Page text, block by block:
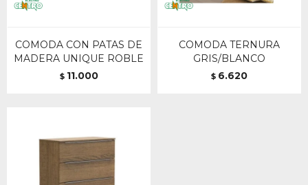
COMODA CON PATAS DE
MADERA UNIQUE ROBLE
$ 11.000
COMODA TERNURA
GRIS/BLANCO
$ 6.620